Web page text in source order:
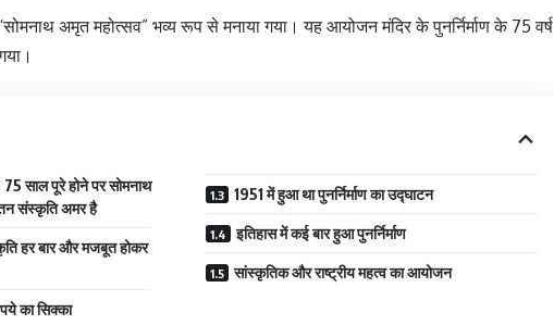
अमृत महोत्सव” भव्य रूप से मनाया गया। यह आयोजन मंदिर के पुनर्निर्माण के 75 वर्ष
साल पूरे होने पर सोमनाथ
संस्कृति अमर है
हर बार और मजबूत होकर
का सिक्का
1951 में हुआ था पुनर्निर्माण का उद्घाटन
इतिहास में कई बार हुआ पुनर्निर्माण
सांस्कृतिक और राष्ट्रीय महत्व का आयोजन